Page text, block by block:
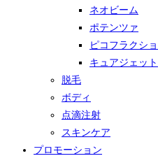
ネオビーム
ポテンツァ
ピコフラクシ
キュアジェット
脱毛
ボディ
点滴注射
スキンケア
プロモーション